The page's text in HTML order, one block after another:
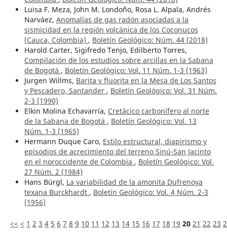
Luisa F. Meza, John M. Londoño, Rosa L. Alpala, Andrés
Narváez, Anomalías de gas radón asociadas a la
sismicidad en la región volcánica de los Coconucos
(Cauca, Colombia) , Boletín Geológico: Núm. 44 (2018)
Harold Carter, Sigifredo Tenjo, Edilberto Torres,
Compilación de los estudios sobre arcillas en la Sabana
de Bogotá , Boletín Geológico: Vol. 11 Núm. 1-3 (1963)
Jurgen Willms, Barita y fluorita en la Mesa de Los Santos
y Pescadero, Santander , Boletín Geológico: Vol. 31 Núm.
2-3 (1990)
Elkin Molina Echavarría, Cretácico carbonífero al norte
de la Sabana de Bogotá , Boletín Geológico: Vol. 13
Núm. 1-3 (1965)
Hermann Duque Caro, Estilo estructural, diapirismo y
episodios de acrecimiento del terreno Sinú-San Jacinto
en el noroccidente de Colombia , Boletín Geológico: Vol.
27 Núm. 2 (1984)
Hans Bürgl, La variabilidad de la amonita Dufrenoya
texana Burckhardt , Boletín Geológico: Vol. 4 Núm. 2-3
(1956)
<< < 1 2 3 4 5 6 7 8 9 10 11 12 13 14 15 16 17 18 19 20 21 22 23